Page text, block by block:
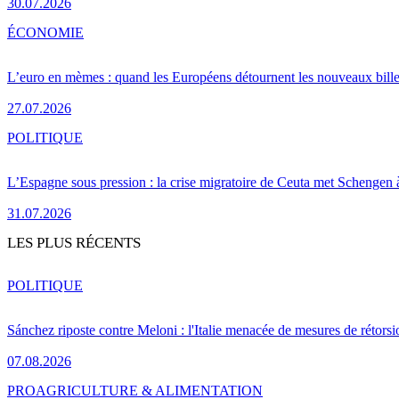
L’euro en mèmes : quand les Européens détournent les nouveaux
27.07.2026
ÉCONOMIE
L’Espagne sous pression : la crise migratoire de Ceuta met Schengen
31.07.2026
POLITIQUE
LES PLUS RÉCENTS
Sánchez riposte contre Meloni : l'Italie menacée de mesures de
07.08.2026
POLITIQUE
PROAGRICULTURE & ALIMENTATION